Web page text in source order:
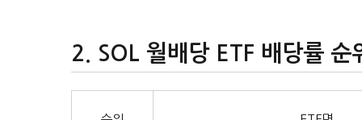
SOL 월배당 ETF 배당률 순